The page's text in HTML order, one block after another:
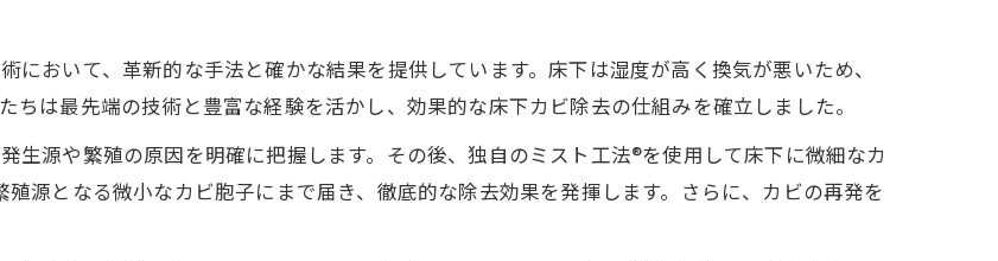
において、革新的な手法と確かな結果を提供しています。床下は湿度が高く換気が悪いため、
ちは最先端の技術と豊富な経験を活かし、効果的な床下カビ除去の仕組みを確立しました。
生源や繁殖の原因を明確に把握します。その後、独自のミスト工法®を使用して床下に微細なカ
源となる微小なカビ胞子にまで届き、徹底的な除去効果を発揮します。さらに、カビの再発を